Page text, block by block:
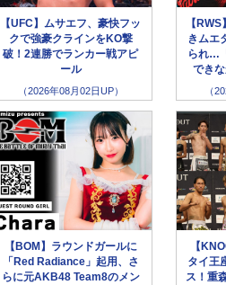
【UFC】ムサエフ、豪快フッ
クで強豪クラインをKO撃
破！2連勝でランカー戦アピ
ール
（2026年08月02日UP）
【
きムエ
られ…
でき
（
【BOM】ラウンドガールに
「Red Radiance」起用、さ
らに元AKB48 Team8のメン
【
タイ王
ス！重